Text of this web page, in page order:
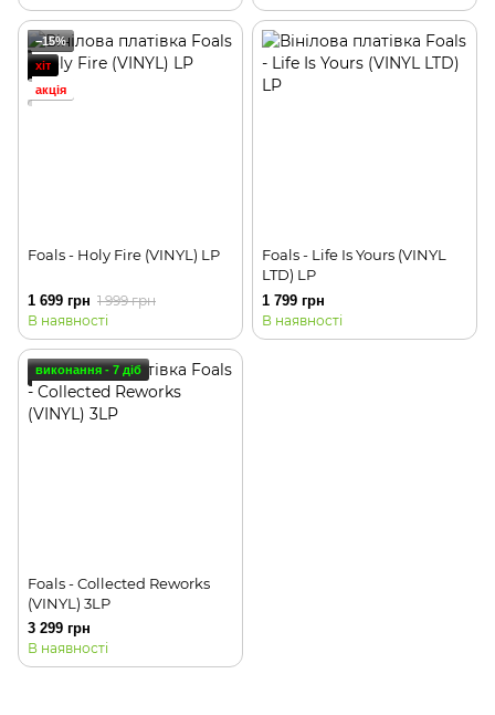
−15%
хіт
акція
Foals - Holy Fire (VINYL) LP
1 699 грн 1 999 грн
В наявності
Foals - Life Is Yours (VINYL
LTD) LP
1 799 грн
В наявності
виконання - 7 діб
Foals - Collected Reworks
(VINYL) 3LP
3 299 грн
В наявності